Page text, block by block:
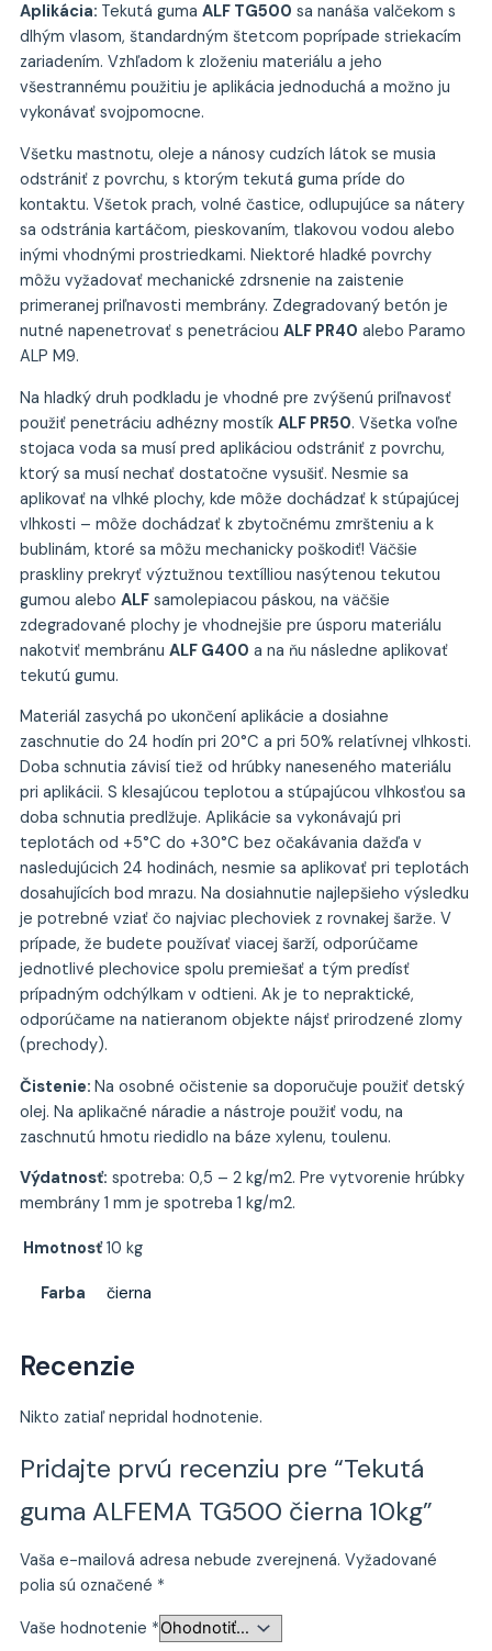
Aplikácia: Tekutá guma ALF TG500 sa nanáša valčekom s
dlhým vlasom, štandardným štetcom poprípade striekacím
zariadením. Vzhľadom k zloženiu materiálu a jeho
všestrannému použitiu je aplikácia jednoduchá a možno ju
vykonávať svojpomocne.
Všetku mastnotu, oleje a nánosy cudzích látok se musia
odstrániť z povrchu, s ktorým tekutá guma príde do
kontaktu. Všetok prach, volné častice, odlupujúce sa nátery
sa odstránia kartáčom, pieskovaním, tlakovou vodou alebo
inými vhodnými prostriedkami. Niektoré hladké povrchy
môžu vyžadovať mechanické zdrsnenie na zaistenie
primeranej priľnavosti membrány. Zdegradovaný betón je
nutné napenetrovať s penetráciou ALF PR40 alebo Paramo
ALP M9.
Na hladký druh podkladu je vhodné pre zvýšenú priľnavosť
použiť penetráciu adhézny mostík ALF PR50. Všetka voľne
stojaca voda sa musí pred aplikáciou odstrániť z povrchu,
ktorý sa musí nechať dostatočne vysušiť. Nesmie sa
aplikovať na vlhké plochy, kde môže dochádzať k stúpajúcej
vlhkosti – môže dochádzať k zbytočnému zmršteniu a k
bublinám, ktoré sa môžu mechanicky poškodiť! Väčšie
praskliny prekryť výztužnou textílliou nasýtenou tekutou
gumou alebo ALF samolepiacou páskou, na väčšie
zdegradované plochy je vhodnejšie pre úsporu materiálu
nakotviť membránu ALF G400 a na ňu následne aplikovať
tekutú gumu.
Materiál zasychá po ukončení aplikácie a dosiahne
zaschnutie do 24 hodín pri 20°C a pri 50% relatívnej vlhkosti.
Doba schnutia závisí tiež od hrúbky naneseného materiálu
pri aplikácii. S klesajúcou teplotou a stúpajúcou vlhkosťou sa
doba schnutia predlžuje. Aplikácie sa vykonávajú pri
teplotách od +5°C do +30°C bez očakávania dažďa v
nasledujúcich 24 hodinách, nesmie sa aplikovať pri teplotách
dosahujících bod mrazu. Na dosiahnutie najlepšieho výsledku
je potrebné vziať čo najviac plechoviek z rovnakej šarže. V
prípade, že budete používať viacej šarží, odporúčame
jednotlivé plechovice spolu premiešať a tým predísť
prípadným odchýlkam v odtieni. Ak je to nepraktické,
odporúčame na natieranom objekte nájsť prirodzené zlomy
(prechody).
Čistenie: Na osobné očistenie sa doporučuje použiť detský
olej. Na aplikačné náradie a nástroje použiť vodu, na
zaschnutú hmotu riedidlo na báze xylenu, toulenu.
Výdatnosť: spotreba: 0,5 – 2 kg/m2. Pre vytvorenie hrúbky
membrány 1 mm je spotreba 1 kg/m2.
Hmotnosť 10 kg
Farba čierna
Recenzie
Nikto zatiaľ nepridal hodnotenie.
Pridajte prvú recenziu pre “Tekutá
guma ALFEMA TG500 čierna 10kg”
Vaša e-mailová adresa nebude zverejnená. Vyžadované
polia sú označené *
Vaše hodnotenie *